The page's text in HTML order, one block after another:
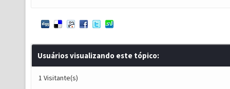
Usuários visualizando este tópico:
1 Visitante(s)